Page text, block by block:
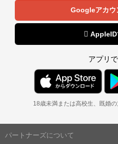
Googleアカウ
 AppleID
アプリ
18歳未満または高校生、既婚
パートナーズについて